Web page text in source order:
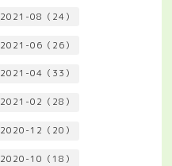
2021-08（24）
2021-06（26）
2021-04（33）
2021-02（28）
2020-12（20）
2020-10（18）